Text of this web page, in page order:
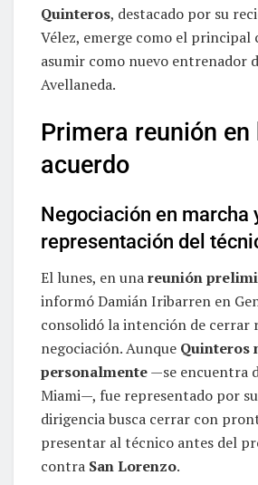
Quinteros, destacado por su
Vélez, emerge como el principal
asumir como nuevo entrenador
Avellaneda.
Primera reunión en
acuerdo
Negociación en marcha
representación del
El lunes, en unareunión
informó Damián Iribarren en
consolidó la intención de cerrar
negociación. Aunque Quinteros
personalmente—se encuentra
Miami—, fue representado por su
dirigencia busca cerrar con
presentar al técnico antes del
contra San Lorenzo.